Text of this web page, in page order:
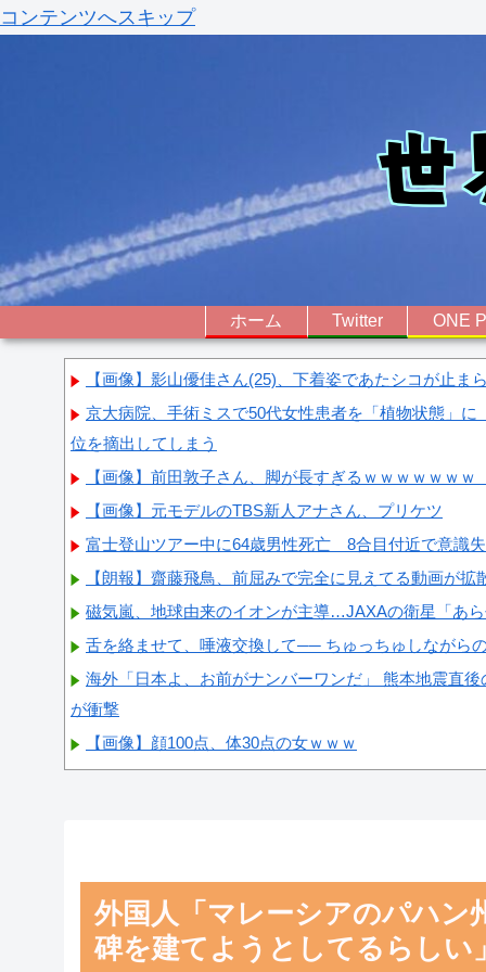
コンテンツへスキップ
ホーム Twitter ONE
【画像】影山優佳さん(25)、下着姿であたシコが止ま
京大病院、手術ミスで50代女性患者を「植物状態」
位を摘出してしまう
【画像】前田敦子さん、脚が長すぎるｗｗｗｗｗｗｗ
【画像】元モデルのTBS新人アナさん、プリケツ
富士登山ツアー中に64歳男性死亡 8合目付近で意識
【朗報】齋藤飛鳥、前屈みで完全に見えてる動画が
磁気嵐、地球由来のイオンが主導…JAXAの衛星「あ
舌を絡ませて、唾液交換して── ちゅっちゅしながら
海外「日本よ、お前がナンバーワンだ」 熊本地震直
が衝撃
【画像】顔100点、体30点の女ｗｗｗ
外国人「マレーシアのパハン
碑を建てようとしてるらしい